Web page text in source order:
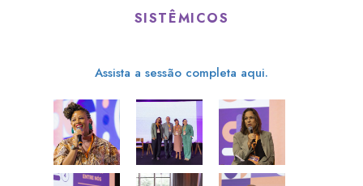
SISTÊMICOS
Assista a sessão completa aqui.